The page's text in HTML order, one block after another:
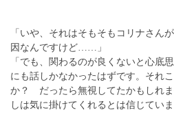
「いや、それはそもそもコリナさん
因なんですけど……」
「でも、関わるのが良くないと心底
にも話しかなかったはずです。それ
か？ だったら無視してたかもしれ
しは気に掛けてくれるとは信じていま